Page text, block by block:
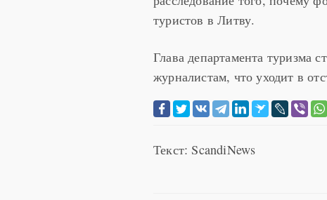
туристов в Литву.
Глава департамента туризма
журналистам, что уходит в
Текст: ScandiNews